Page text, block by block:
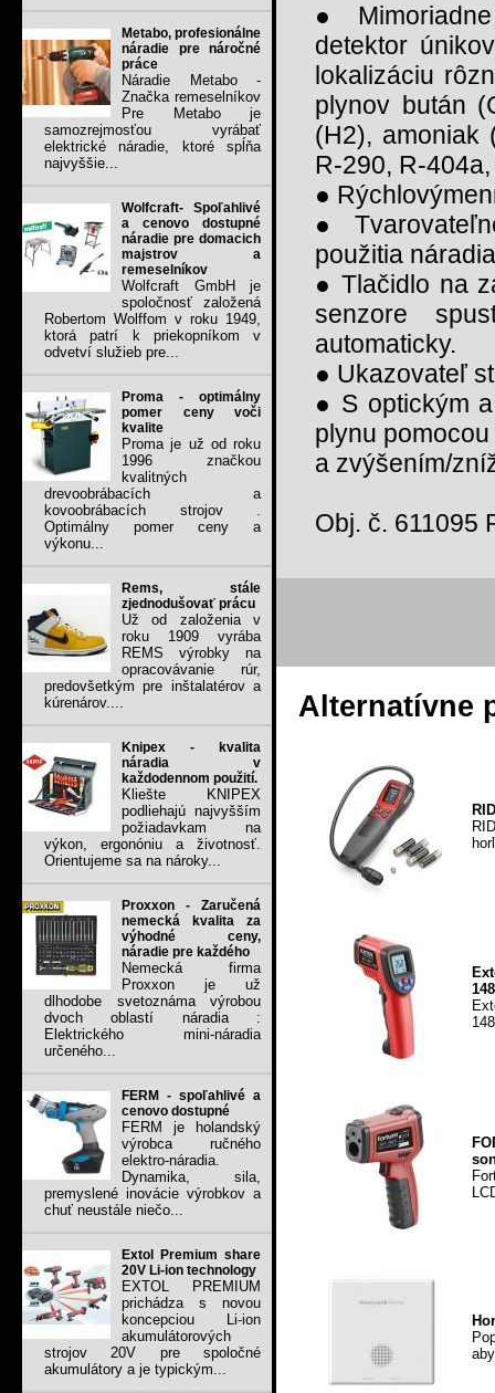
Metabo, profesionálne
náradie pre náročné
práce
Náradie Metabo -
Značka remeselníkov
Pre Metabo je
samozrejmosťou vyrábať
elektrické náradie, ktoré spĺňa
najvyššie...
Wolfcraft- Spoľahlivé
a cenovo dostupné
náradie pre domacich
majstrov a
remeselníkov
Wolfcraft GmbH je
spoločnosť založená
Robertom Wolffom v roku 1949,
ktorá patrí k priekopníkom v
odvetví služieb pre...
Proma - optimálny
pomer ceny voči
kvalite
Proma je už od roku
1996 značkou
kvalitných
drevoobrábacích a
kovoobrábacích strojov .
Optimálny pomer ceny a
výkonu...
Rems, stále
zjednodušovať prácu
Už od založenia v
roku 1909 vyrába
REMS výrobky na
opracovávanie rúr,
predovšetkým pre inštalatérov a
kúrenárov....
Knipex - kvalita
náradia v
každodennom použití.
Kliešte KNIPEX
podliehajú najvyšším
požiadavkam na
výkon, ergonóniu a životnosť.
Orientujeme sa na nároky...
Proxxon - Zaručená
nemecká kvalita za
výhodné ceny,
náradie pre každého
Nemecká firma
Proxxon je už
dlhodobe svetoznáma výrobou
dvoch oblastí náradia :
Elektrického mini-náradia
určeného...
FERM - spoľahlivé a
cenovo dostupné
FERM je holandský
výrobca ručného
elektro-náradia.
Dynamika, sila,
premyslené inovácie výrobkov a
chuť neustále niečo...
Extol Premium share
20V Li-ion technology
EXTOL PREMIUM
prichádza s novou
koncepciou Li-ion
akumulátorových
strojov 20V pre spoločné
akumulátory a je typickým...
●
detektor
lokalizáciu
plynov bután
(H2), amoniak
R-290, R-
●
●
použitia
● Tlačidlo na
senzore
automaticky.
● Ukazovateľ
● S optickým
plynu
a zvýšením/
Obj. č. 611095
Alternatívne